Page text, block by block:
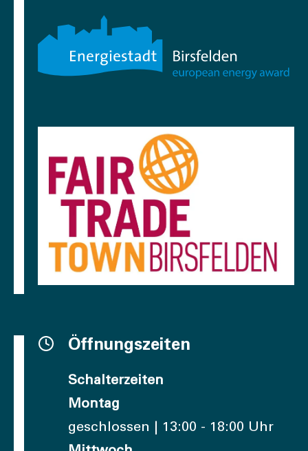
Öffnungszeiten
Schalterzeiten
Montag
geschlossen | 13:00 - 18:00 Uhr